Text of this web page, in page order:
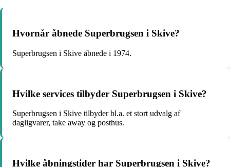
Hvornår åbnede Superbrugsen i Skive?
Superbrugsen i Skive åbnede i 1974.
Hvilke services tilbyder Superbrugsen i Skive?
Superbrugsen i Skive tilbyder bl.a. et stort udvalg af
dagligvarer, take away og posthus.
Hvilke åbningstider har Superbrugsen i Skive?